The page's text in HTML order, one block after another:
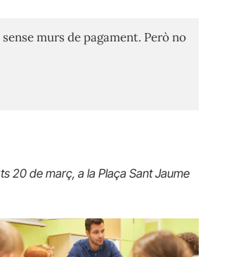
murs de pagament. Però no
20 de març, a la Plaça Sant Jaume